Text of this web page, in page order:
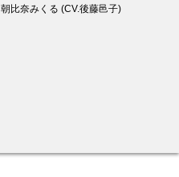
朝比奈みくる (CV.後藤邑子)